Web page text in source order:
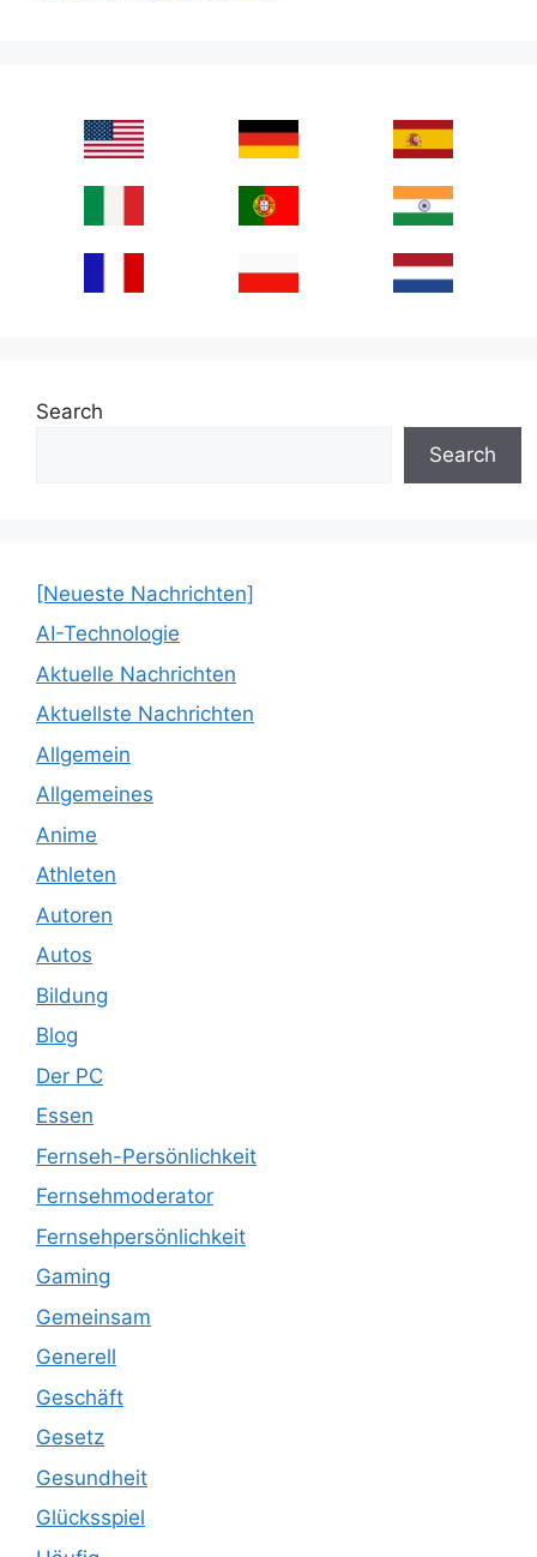
Search
Search
[Neueste Nachrichten]
AI-Technologie
Aktuelle Nachrichten
Aktuellste Nachrichten
Allgemein
Allgemeines
Anime
Athleten
Autoren
Autos
Bildung
Blog
Der PC
Essen
Fernseh-Persönlichkeit
Fernsehmoderator
Fernsehpersönlichkeit
Gaming
Gemeinsam
Generell
Geschäft
Gesetz
Gesundheit
Glücksspiel